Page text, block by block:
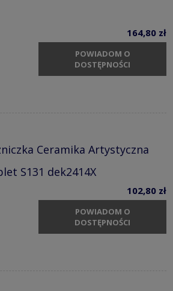
164,80 zł
POWIADOM O
DOSTĘPNOŚCI
Ceramika Artystyczna
S131 dek2414X
102,80 zł
POWIADOM O
DOSTĘPNOŚCI